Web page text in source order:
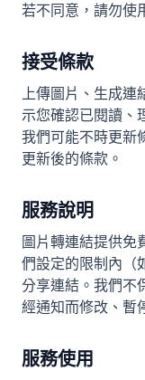
若不同意，請勿使
接受條款
上傳圖片、生成連
示您確認已閱讀、
我們可能不時更新
更新後的條款。
服務說明
圖片轉連結提供免
們設定的限制內（
分享連結。我們不
經通知而修改、暫
服務使用